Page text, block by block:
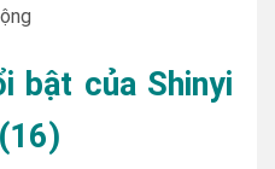
bật của Shinyi